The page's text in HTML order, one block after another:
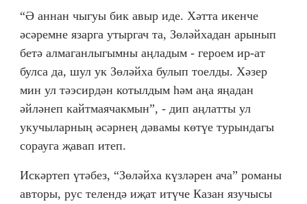
“Ә аннан чыгуы бик авыр иде. Хәтта икенче
әсәремне язарга утыргач та, Зөләйхадан арынып
бетә алмаганлыгымны аңладым - героем ир-ат
булса да, шул ук Зөләйха булып тоелды. Хәзер
мин ул тәэсирдән котылдым һәм аңа яңадан
әйләнеп кайтмаячакмын”, - дип аңлатты ул
укучыларның әсәрнең дәвамы көтүе турындагы
сорауга җавап итеп.
Искәртеп үтәбез, “Зөләйха күзләрен ача” романы
авторы, рус телендә иҗат итүче Казан язучысы